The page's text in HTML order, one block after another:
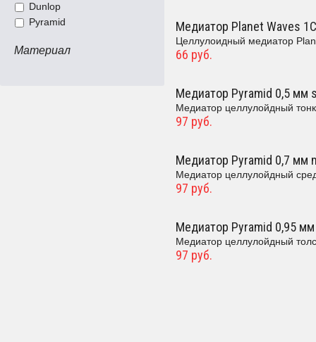
Dunlop
Pyramid
Материал
Медиатор Planet Waves
Целлулоидный медиатор
66 руб.
Медиатор Pyramid 0,5 мм
Медиатор целлулойдный
97 руб.
Медиатор Pyramid 0,7 мм
Медиатор целлулойдный
97 руб.
Медиатор Pyramid 0,95
Медиатор целлулойдный
97 руб.